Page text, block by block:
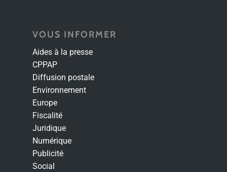
VOUS INFORMER
Aides à la presse
CPPAP
Diffusion postale
Environnement
Europe
Fiscalité
Juridique
Numérique
Publicité
Social